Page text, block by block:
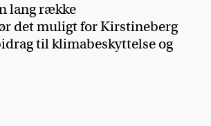
lang række
det muligt for Kirstineberg
til klimabeskyttelse og